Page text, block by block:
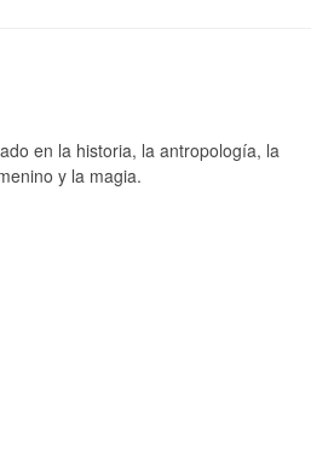
en la historia, la antropología, la
y la magia.